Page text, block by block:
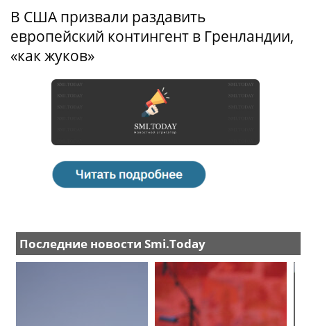
В США призвали раздавить
европейский контингент в Гренландии,
«как жуков»